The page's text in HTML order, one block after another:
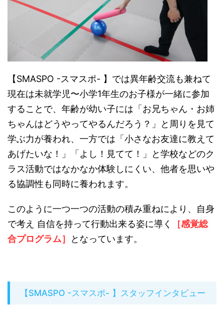
【SMASPO -スマスポ- 】では異年齢交流も兼ねて
現在は未就学児〜小学1年生のお子様が一緒に参加
することで、年齢が幼い子には「お兄ちゃん・お姉
ちゃんはどうやってやるんだろう？」と周りを見て
学ぶ力が養われ、一方では「小さなお友達に教えて
あげたいな！」「よし！見てて！」と学校などのク
ラス活動ではなかなか体験しにくい、他者を思いや
る協調性も同時に養われます。
このように一つ一つの活動の積み重ねにより、自身
で考え 自信を持って行動出来る姿に導く
［感覚総
合プログラム］
となっています。
【SMASPO -スマスポ- 】スタッフインタビュー